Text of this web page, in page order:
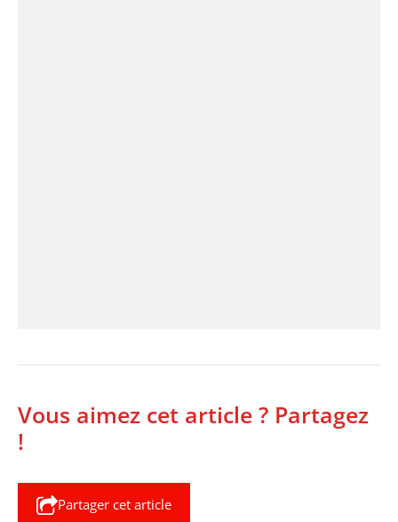
Vous aimez cet article ? Partagez
!
Partager cet article